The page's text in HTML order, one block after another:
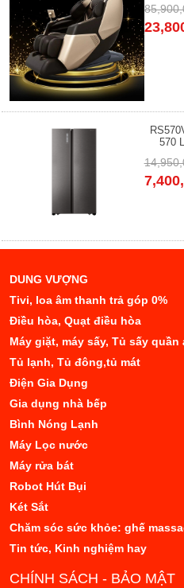
570
DUNG VƯỢNG
Tivi, loa âm thanh trả góp 0%
Điều hòa, Quạt điều hòa
Máy giặt, máy sấy, Tủ sấy quần
Tủ lạnh, Tủ đông,tủ mát
Điện Gia Dụng
Gia dụng nhà bếp
Bình Nóng Lạnh
Máy Lọc nước
Máy rửa bát
Robot Hút Bụi
Két Sắt
Chăm sóc sức khỏe: ghế
Tin tức, Kinh nghiệm hay
CHÍNH SÁCH - BẢO MẬT